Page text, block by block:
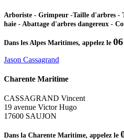
Arboriste - Grimpeur -Taille d'arbres -
haie - Abattage d'arbres dangereux -
Dans les Alpes Maritimes, appelez le
Jason Cassagrand
Charente Maritime
CASSAGRAND Vincent
19 avenue Victor Hugo
17600 SAUJON
Dans la Charente Maritime, appelez le